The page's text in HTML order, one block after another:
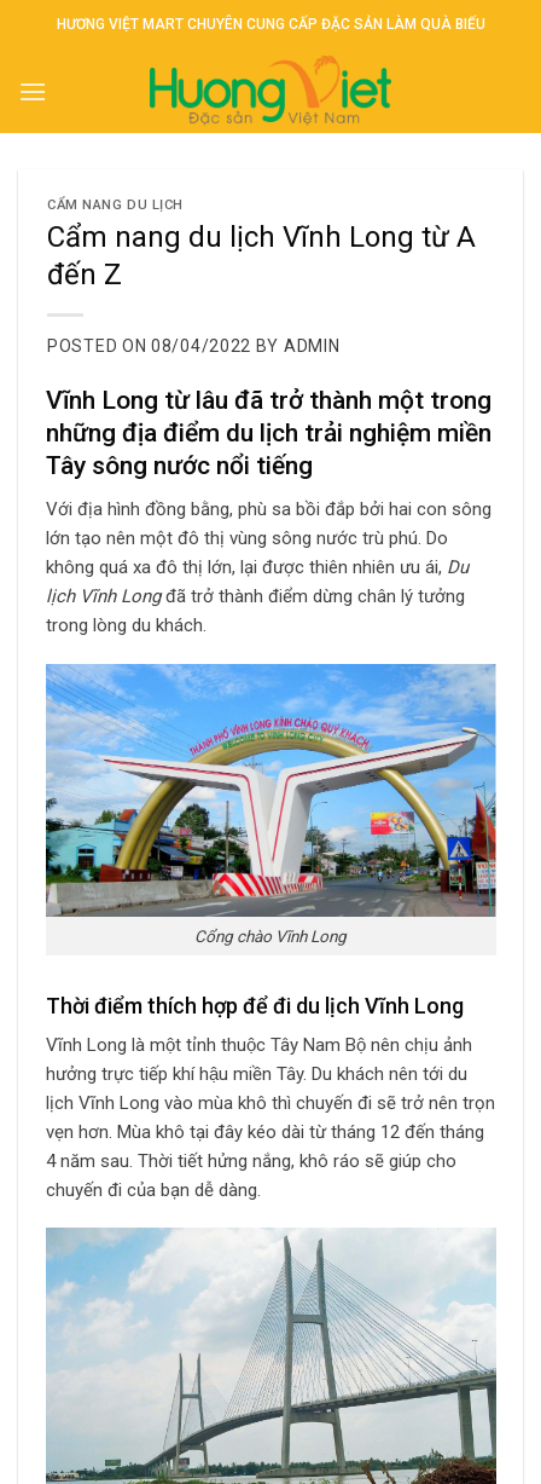
HƯƠNG VIỆT MART CHUYÊN CUNG CẤP ĐẶC SẢN LÀM QUÀ BIẾU
CẨM NANG DU LỊCH
Cẩm nang du lịch Vĩnh Long từ A
đến Z
POSTED ON 08/04/2022 BY ADMIN
Vĩnh Long từ lâu đã trở thành một trong
những địa điểm du lịch trải nghiệm miền
Tây sông nước nổi tiếng
Với địa hình đồng bằng, phù sa bồi đắp bởi hai con sông
lớn tạo nên một đô thị vùng sông nước trù phú. Do
không quá xa đô thị lớn, lại được thiên nhiên ưu ái, Du
lịch Vĩnh Longđã trở thành điểm dừng chân lý tưởng
trong lòng du khách.
Cổng chào Vĩnh Long
Thời điểm thích hợp để đi du lịch Vĩnh Long
Vĩnh Long là một tỉnh thuộc Tây Nam Bộ nên chịu ảnh
hưởng trực tiếp khí hậu miền Tây. Du khách nên tới du
lịch Vĩnh Long vào mùa khô thì chuyến đi sẽ trở nên trọn
vẹn hơn. Mùa khô tại đây kéo dài từ tháng 12 đến tháng
4 năm sau. Thời tiết hửng nắng, khô ráo sẽ giúp cho
chuyến đi của bạn dễ dàng.